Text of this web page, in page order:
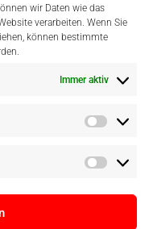
wir Daten wie das
verarbeiten. Wenn Sie
können bestimmte
Immer aktiv